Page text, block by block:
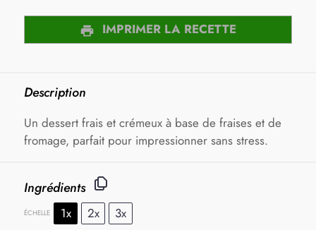
IMPRIMER LA RECETTE
Description
Un dessert frais et crémeux à base de fraises et de
fromage, parfait pour impressionner sans stress.
Ingrédients
ÉCHELLE 1x 2x 3x